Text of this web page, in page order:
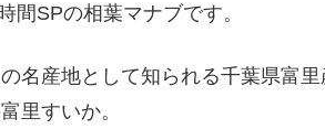
間SPの相葉マナブです。
名産地として知られる千葉県富
里すいか。